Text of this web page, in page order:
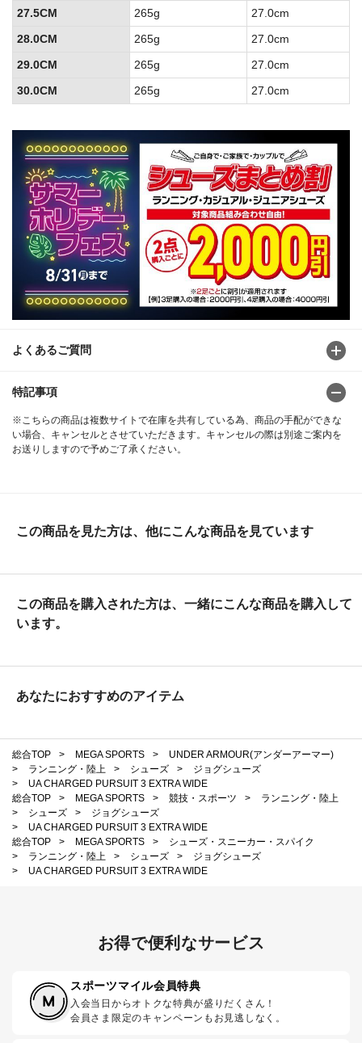
よくあるご質問
特記事項
※こちらの商品は複数サイトで在庫を共有している為、商品の手配ができな
い場合、キャンセルとさせていただきます。キャンセルの際は別途ご案内を
お送りしますので予めご了承ください。
27.5CM 265g
27.0cm
28.0CM
265g
27.0cm
29.0CM
265g
27.0cm
30.0CM
265g 27.0cm
この商品を見た方は、他にこんな商品を見ています
この商品を購入された方は、一緒にこんな商品を購入して
います。
あなたにおすすめのアイテム
総合TOP > MEGA SPORTS >
UNDER ARMOUR(アンダーアーマー)
>
ランニング・陸上 > シューズ >
ジョグシューズ
>
UA CHARGED PURSUIT 3 EXTRA WIDE
総合TOP
> MEGA SPORTS > 競技・スポーツ >
ランニング・陸上
>
シューズ >
ジョグシューズ
>
UA CHARGED PURSUIT 3 EXTRA WIDE
総合TOP
> MEGA SPORTS >
シューズ・スニーカー・スパイク
>
ランニング・陸上 > シューズ >
ジョグシューズ
>
UA CHARGED PURSUIT 3 EXTRA WIDE
お得で便利なサービス
スポーツマイル会員特典
入会当日からオトクな特典が盛りだくさん！
会員さま限定のキャンペーンもお見逃しなく。